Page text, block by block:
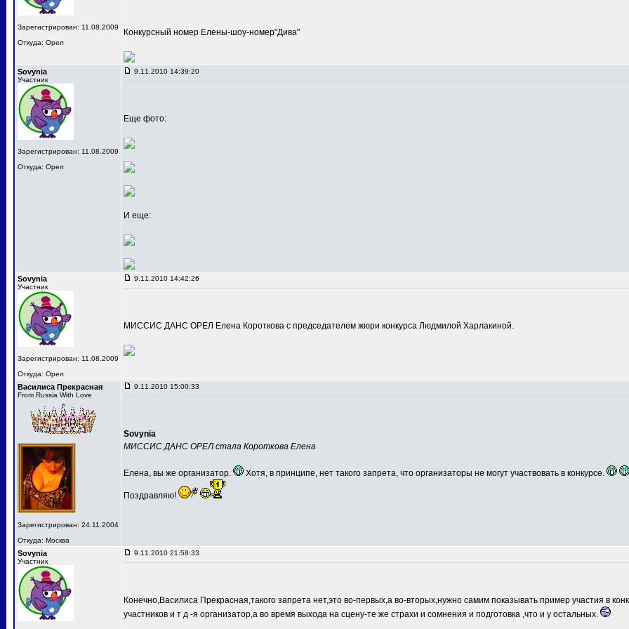
Зарегистрирован: 11.08.2009
Откуда: Орел
Конкурсный номер Елены-шоу-номер"Дива"
Sovynia
Участник
Зарегистрирован: 11.08.2009
Откуда: Орел
9.11.2010 14:39:20
Еще фото:
И еще:
Sovynia
Участник
Зарегистрирован: 11.08.2009
Откуда: Орел
9.11.2010 14:42:26
МИССИС ДАНС ОРЕЛ Елена Короткова с председателем жюри конкурса Людмилой Харлакиной.
Василиса Прекрасная
From Russia With Love
Зарегистрирован: 24.11.2004
Откуда: Москва
9.11.2010 15:00:33
Sovynia
МИССИС ДАНС ОРЕЛ стала Короткова Елена
Елена, вы же организатор. Хотя, в принципе, нет такого запрета, что организаторы не могут участвовать в конкурсе.
Поздравляю!
Sovynia
Участник
9.11.2010 21:58:33
Конечно,Василиса Прекрасная,такого запрета нет,это во-первых,а во-вторых,нужно самим показывать пример участия в
участников и т д -я организатор,а во время выхода на сцену-те же страхи и сомнения и подготовка ,что и у остальных.